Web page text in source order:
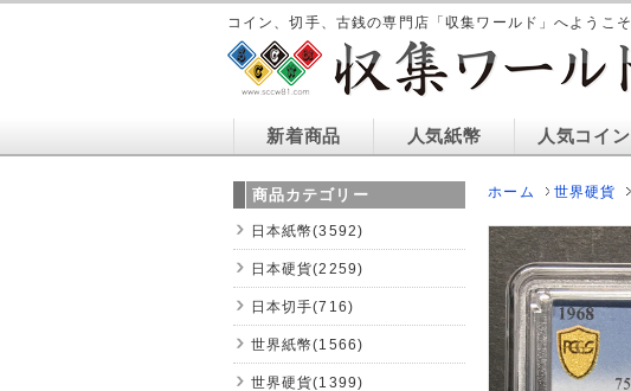
コイン、切手、古銭の専門店「収集ワールド」へようこそ
新着商品 人気紙幣 人気コイン
ホーム 世界硬貨
商品カテゴリー
日本紙幣(3592)
日本硬貨(2259)
日本切手(716)
世界紙幣(1566)
世界硬貨(1399)